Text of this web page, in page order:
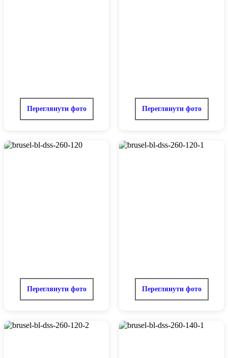
Переглянути фото Переглянути фото
Переглянути фото Переглянути фото